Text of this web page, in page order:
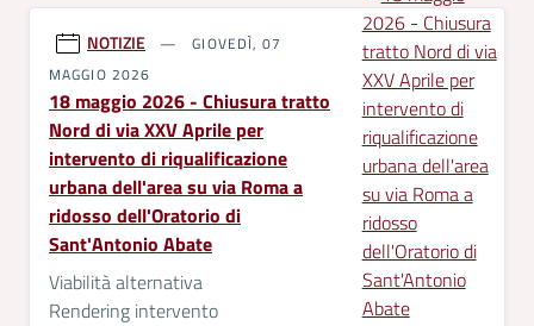
NOTIZIE
GIOVEDÌ, 07
MAGGIO 2026
18 maggio 2026 - Chiusura tratto
Nord di via XXV Aprile per
intervento di riqualificazione
urbana dell'area su via Roma a
ridosso dell'Oratorio di
Sant'Antonio Abate
Viabilità alternativa
Rendering intervento